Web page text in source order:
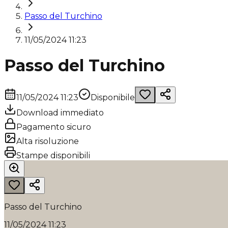
Passo del Turchino
11/05/2024 11:23
Passo del Turchino
11/05/2024 11:23
Disponibile
Download immediato
Pagamento sicuro
Alta risoluzione
Stampe disponibili
Passo del Turchino
11/05/2024 11:23